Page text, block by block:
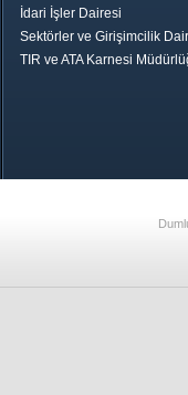
İdari İşler Dairesi
Sektörler ve Girişimcilik
TIR ve ATA Karnesi